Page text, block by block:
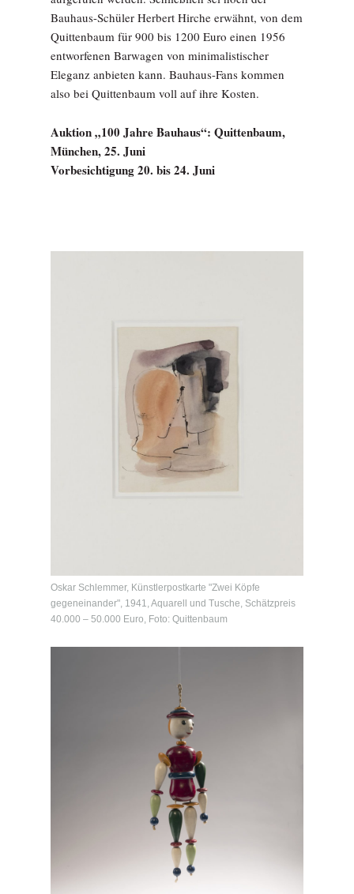
Bauhaus-Schüler Herbert Hirche erwähnt, von dem
Quittenbaum für 900 bis 1200 Euro einen 1956
entworfenen Barwagen von minimalistischer
Eleganz anbieten kann. Bauhaus-Fans kommen
also bei Quittenbaum voll auf ihre Kosten.
Auktion „100 Jahre Bauhaus“: Quittenbaum,
München, 25. Juni
Vorbesichtigung 20. bis 24. Juni
Oskar Schlemmer, Künstlerpostkarte "Zwei Köpfe
gegeneinander", 1941, Aquarell und Tusche, Schätzpreis
40.000 – 50.000 Euro, Foto: Quittenbaum